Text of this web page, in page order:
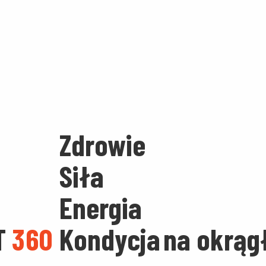
360
Zdrowie
Siła
Energia
Kondycjana